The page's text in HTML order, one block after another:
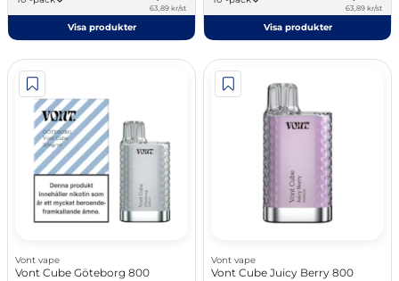
63,89 kr/st
Visa produkter
63,89 kr/st
Visa produkter
Vont vape
Vont Cube Göteborg 800
Vont vape
Vont Cube Juicy Berry 800